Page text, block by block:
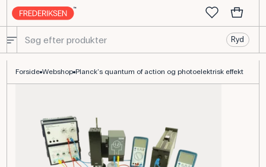
Ryd
Forside Webshop Planck's quantum of action og photoelektrisk effekt